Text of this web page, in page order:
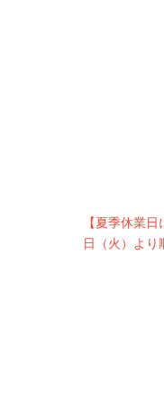
【夏季休業
日（火）より